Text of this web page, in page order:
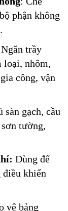
phận không
trầy
loại, nhôm,
công, vận
sàn gạch, cầu
tường,
Dùng để
khiển
vệ bảng